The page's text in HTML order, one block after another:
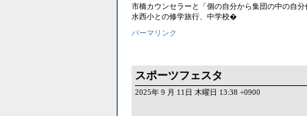
市橋カウンセラーと「個の自分から集団の中の自
水西小との修学旅行、中学校�
パーマリンク
スポーツフェスタ
2025年 9 月 11日 木曜日 13:38 +0900